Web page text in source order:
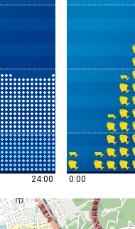
24:00 0:00